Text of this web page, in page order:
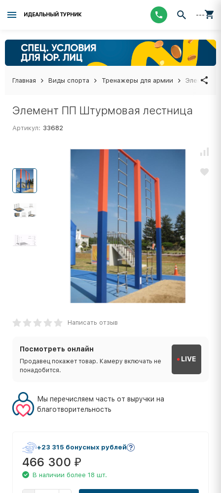
ИДЕАЛЬНЫЙ ТУРНИК ---
Главная Виды спорта Тренажеры для армии Элемент
Элемент ПП Штурмовая лестница
Артикул: 33682
Написать отзыв
Посмотреть онлайн
Продавец покажет товар. Камеру включать не
понадобится.
LIVE
Мы перечисляем часть от выручки на
благотворительность
+23 315 бонусных рублей
466 300 ₽
В наличии более 18 шт.